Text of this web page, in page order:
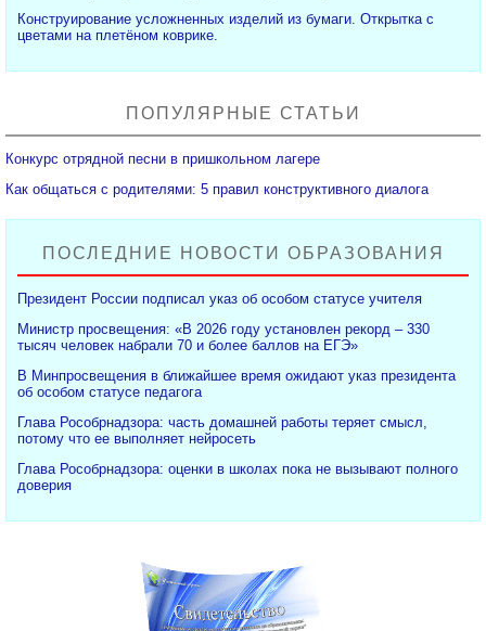
Конструирование усложненных изделий из бумаги. Открытка с
цветами на плетёном коврике.
ПОПУЛЯРНЫЕ СТАТЬИ
Конкурс отрядной песни в пришкольном лагере
Как общаться с родителями: 5 правил конструктивного диалога
ПОСЛЕДНИЕ НОВОСТИ ОБРАЗОВАНИЯ
Президент России подписал указ об особом статусе учителя
Министр просвещения: «В 2026 году установлен рекорд – 330
тысяч человек набрали 70 и более баллов на ЕГЭ»
В Минпросвещения в ближайшее время ожидают указ президента
об особом статусе педагога
Глава Рособрнадзора: часть домашней работы теряет смысл,
потому что ее выполняет нейросеть
Глава Рособрнадзора: оценки в школах пока не вызывают полного
доверия